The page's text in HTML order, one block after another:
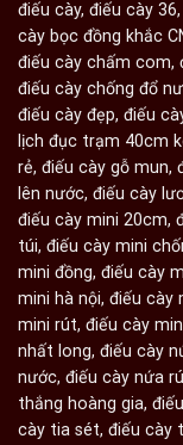
điếu cày, điếu cày 36,
cày bọc đồng khắc
điếu cày chấm com,
điếu cày chống đổ
điếu cày đẹp, điếu
lịch đục trạm 40cm
rẻ, điếu cày gỗ mun,
lên nước, điếu cày
điếu cày mini 20cm,
túi, điếu cày mini
mini đồng, điếu cày
mini hà nội, điếu cày
mini rút, điếu cày
nhất long, điếu cày
nước, điếu cày nứa
thắng hoàng gia,
cày tia sét, điếu cày